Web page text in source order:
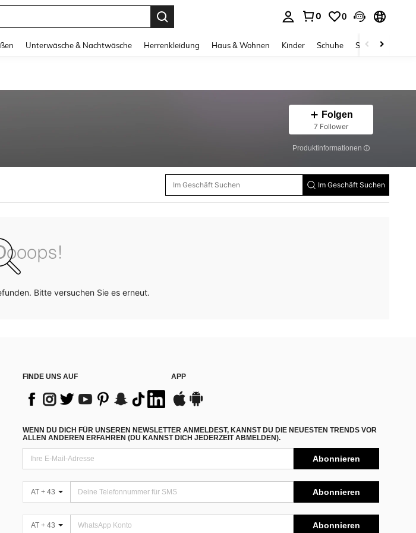
0 0
Unterwäsche & Nachtwäsche Herrenkleidung Haus & Wohnen Kinder Schuhe Schmuck &
Folgen
7 Follower
Produktinformationen
Im Geschäft Suchen
Bitte versuchen Sie es erneut.
FINDE UNS AUF APP
WENN DU DICH FÜR UNSEREN NEWSLETTER ANMELDEST, KANNST DU DIE NEUESTEN TRENDS VOR
ALLEN ANDEREN ERFAHREN (DU KANNST DICH JEDERZEIT ABMELDEN).
Abonnieren
AT + 43 Abonnieren
AT + 43 Abonnieren